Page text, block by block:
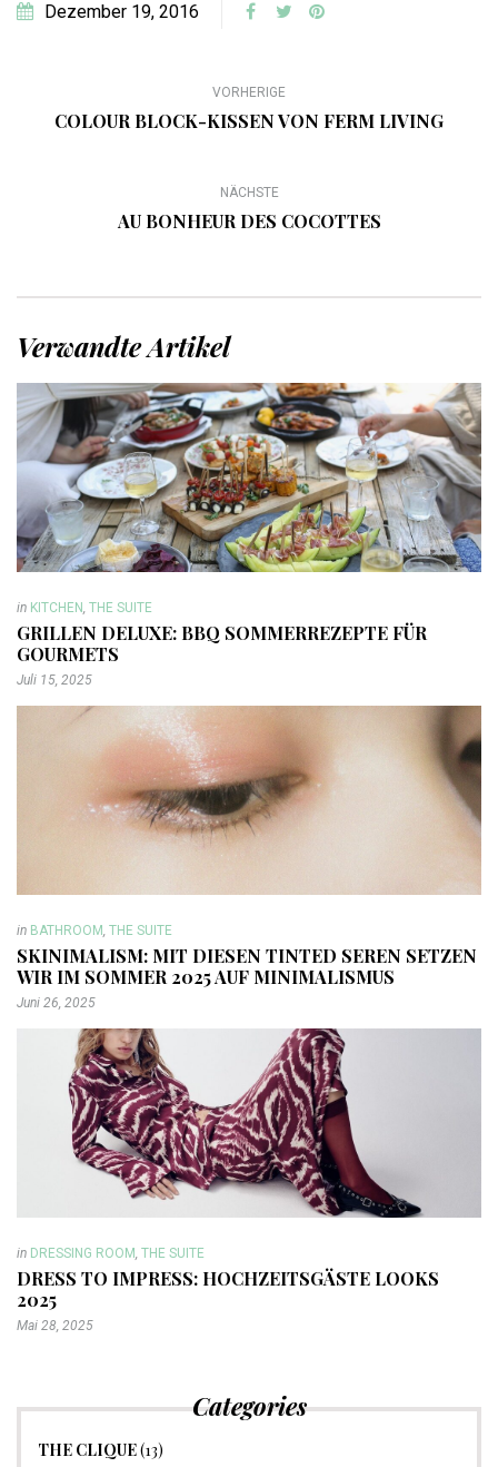
Dezember 19, 2016
VORHERIGE
COLOUR BLOCK-KISSEN VON FERM LIVING
NÄCHSTE
AU BONHEUR DES COCOTTES
Verwandte Artikel
in KITCHEN, THE SUITE
GRILLEN DELUXE: BBQ SOMMERREZEPTE FÜR
GOURMETS
Juli 15, 2025
in BATHROOM, THE SUITE
SKINIMALISM: MIT DIESEN TINTED SEREN SETZEN
WIR IM SOMMER 2025 AUF MINIMALISMUS
Juni 26, 2025
in DRESSING ROOM, THE SUITE
DRESS TO IMPRESS: HOCHZEITSGÄSTE LOOKS
2025
Mai 28, 2025
Categories
THE CLIQUE(13)